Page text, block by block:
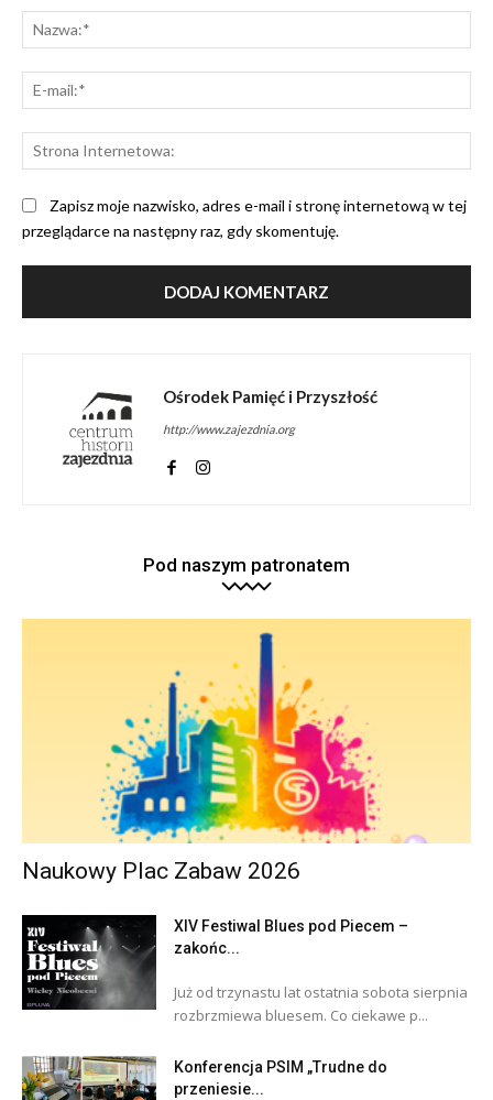
Zapisz moje nazwisko, adres e-mail i stronę internetową w tej
przeglądarce na następny raz, gdy skomentuję.
Ośrodek Pamięć i Przyszłość
http://www.zajezdnia.org
Pod naszym patronatem
Naukowy Plac Zabaw 2026
XIV Festiwal Blues pod Piecem –
zakońc...
Już od trzynastu lat ostatnia sobota sierpnia
rozbrzmiewa bluesem. Co ciekawe p...
Konferencja PSIM „Trudne do
przeniesie...